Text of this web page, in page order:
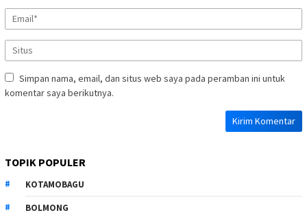
Simpan nama, email, dan situs web saya pada peramban ini untuk
komentar saya berikutnya.
TOPIK POPULER
KOTAMOBAGU
BOLMONG